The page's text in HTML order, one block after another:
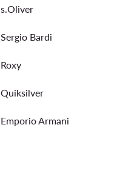
s.Oliver
Sergio Bardi
Roxy
Quiksilver
Emporio Armani